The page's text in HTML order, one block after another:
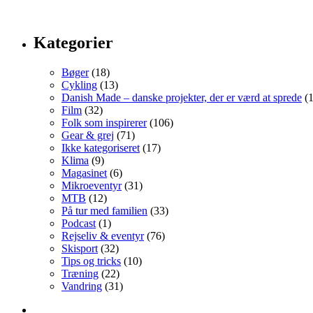
Kategorier
Bøger(18)
Cykling (13)
Danish Made – danske projekter, der er værd at sprede
Film (32)
Folk som inspirerer(106)
Gear & grej (71)
Ikke kategoriseret (17)
Klima (9)
Magasinet (6)
Mikroeventyr(31)
MTB (12)
På tur med familien (33)
Podcast (1)
Rejseliv & eventyr(76)
Skisport (32)
Tips og tricks (10)
Træning (22)
Vandring (31)